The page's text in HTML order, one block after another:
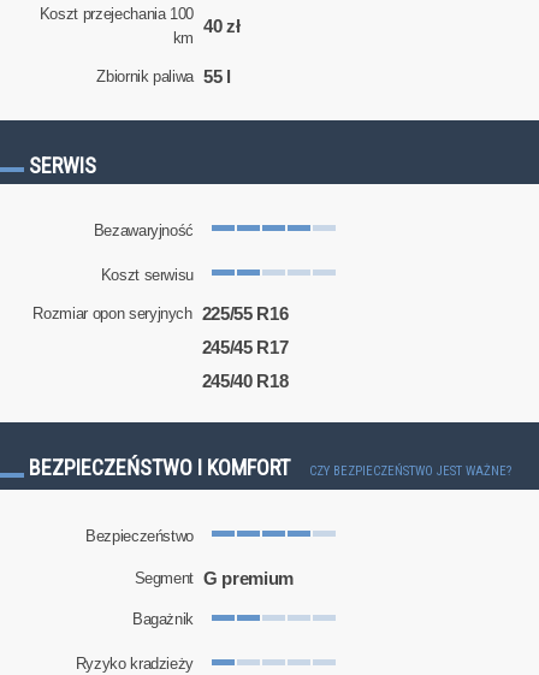
Koszt przejechania 100
km
40 zł
Zbiornik paliwa 55 l
SERWIS
Bezawaryjność
Koszt serwisu
Rozmiar opon seryjnych 225/55 R16
245/45 R17
245/40 R18
BEZPIECZEŃSTWO I KOMFORT CZY BEZPIECZEŃSTWO JEST WAŻNE?
Bezpieczeństwo
Segment G premium
Bagażnik
Ryzyko kradzieży